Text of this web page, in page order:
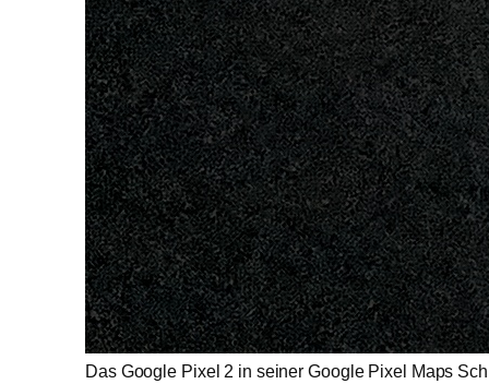
Das Google Pixel 2 in seiner Google Pixel Maps